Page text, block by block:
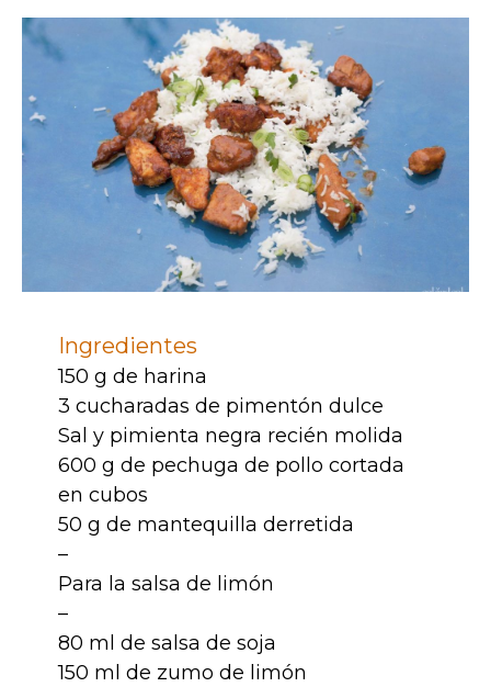
Ingredientes
150 g de harina
3 cucharadas de pimentón dulce
Sal y pimienta negra recién molida
600 g de pechuga de pollo cortada
en cubos
50 g de mantequilla derretida
–
Para la salsa de limón
–
80 ml de salsa de soja
150 ml de zumo de limón